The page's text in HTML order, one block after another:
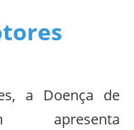
a Doença de
apresenta